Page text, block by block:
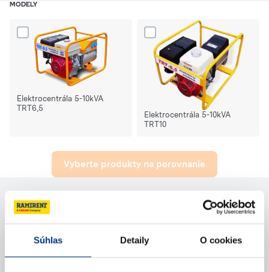
Súhlas Detaily O cookies
MODELY
Dodaj produkt Elektrocentrála 5-10kVA TRT6,5 do porównania
Elektrocentrála 5-10kVA
TRT6,5
Dodaj produkt Elektrocentrála 5-
Elektrocentrála 5-10kVA
TRT10
Vyberte produkty na porovnanie
Potrebujete pomoc?